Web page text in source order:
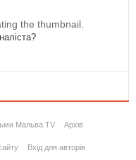
the thumbnail.
Мальва TV Архів
Вхід для авторів